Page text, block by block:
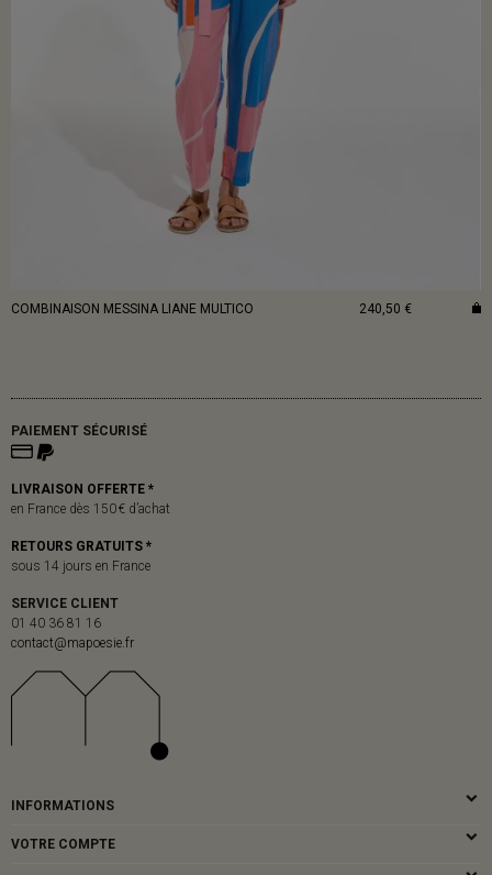
COMBINAISON MESSINA LIANE MULTICO 240,50 €
PAIEMENT SÉCURISÉ
LIVRAISON OFFERTE *
en France dès 150 € d’achat
RETOURS GRATUITS *
sous 14 jours en France
SERVICE CLIENT
01 40 36 81 16
contact@mapoesie.fr
INFORMATIONS
VOTRE COMPTE